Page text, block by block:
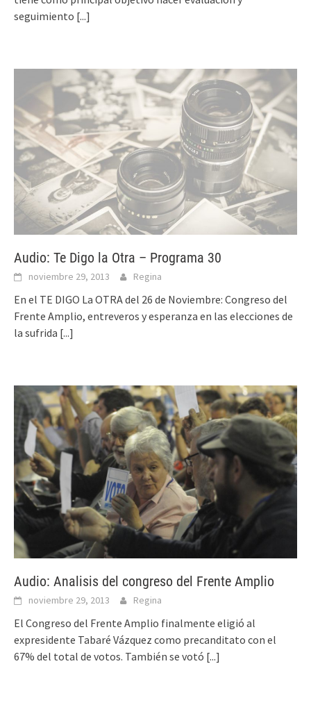
seguimiento [...]
Audio: Te Digo la Otra – Programa 30
noviembre 29, 2013 Regina
En el TE DIGO La OTRA del 26 de Noviembre: Congreso del
Frente Amplio, entreveros y esperanza en las elecciones de
la sufrida [...]
Audio: Analisis del congreso del Frente Amplio
noviembre 29, 2013 Regina
El Congreso del Frente Amplio finalmente eligió al
expresidente Tabaré Vázquez como precanditato con el
67% del total de votos. También se votó [...]